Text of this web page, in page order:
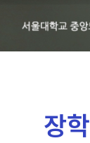
장학